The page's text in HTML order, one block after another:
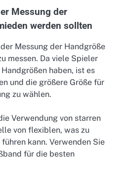
Messung der
werden sollten
Messung der Handgröße
messen. Da viele Spieler
haben, ist es
und die größere Größe für
zu wählen.
Verwendung von starren
von flexiblen, was zu
kann. Verwenden Sie
für die besten